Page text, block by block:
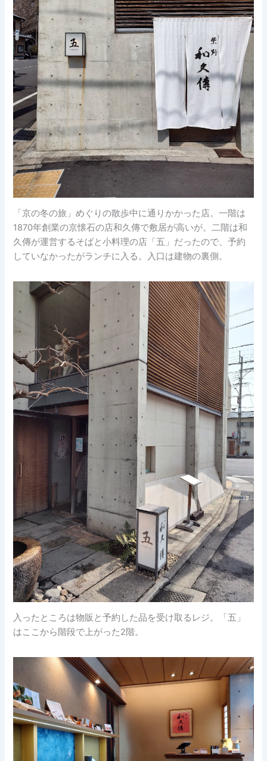
「京の冬の旅」めぐりの散歩中に通りかかった店。一階は
1870年創業の京懐石の店和久傳で敷居が高いが。二階は和
久傳が運営するそばと小料理の店「五」だったので、予約
していなかったがランチに入る。入口は建物の裏側。
入ったところは物販と予約した品を受け取るレジ。「五」
はここから階段で上がった2階。